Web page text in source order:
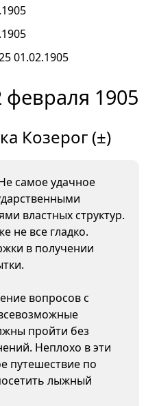
01.02.1905
1905
Козерог (±)
самое удачное
властных структур.
не все гладко.
в получении
вопросов с
пройти без
Неплохо в эти
путешествие по
лыжный